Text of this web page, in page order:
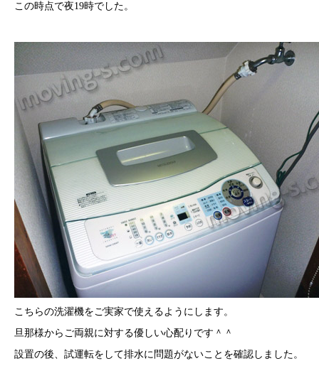
この時点で夜19時でした。
こちらの洗濯機をご実家で使えるようにします。
旦那様からご両親に対する優しい心配りです＾＾
設置の後、試運転をして排水に問題がないことを確認しました。